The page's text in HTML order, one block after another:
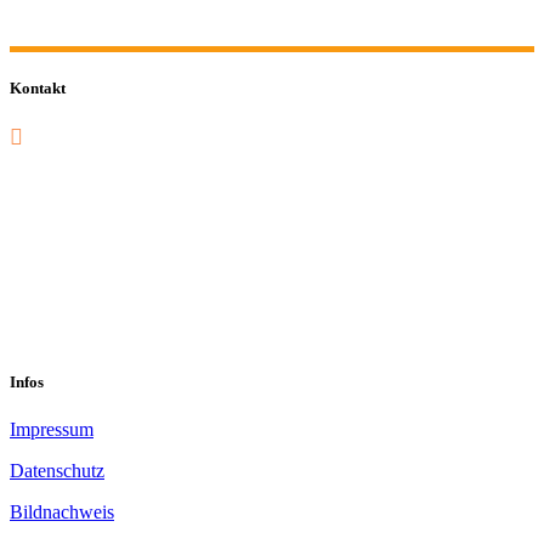
Kontakt
Infos
Impressum
Datenschutz
Bildnachweis